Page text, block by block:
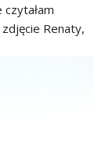
Renaty,